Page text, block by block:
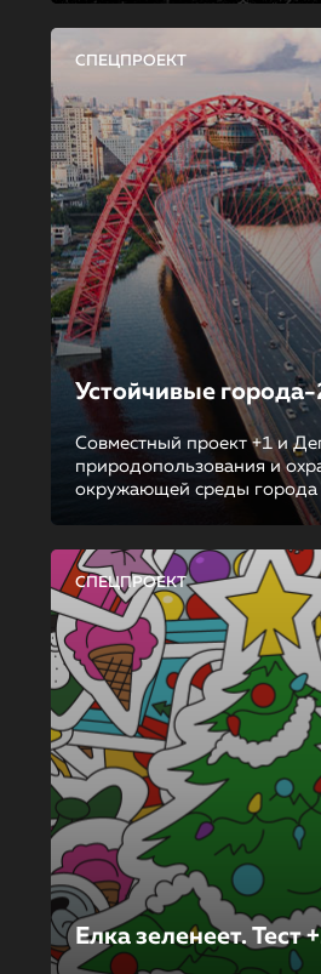
СПЕЦПРОЕКТ
Устойчивые
Совместный проект +1 и
природопользования и
окружающей среды
СПЕЦПРОЕКТ
Елка зеленеет. Тест